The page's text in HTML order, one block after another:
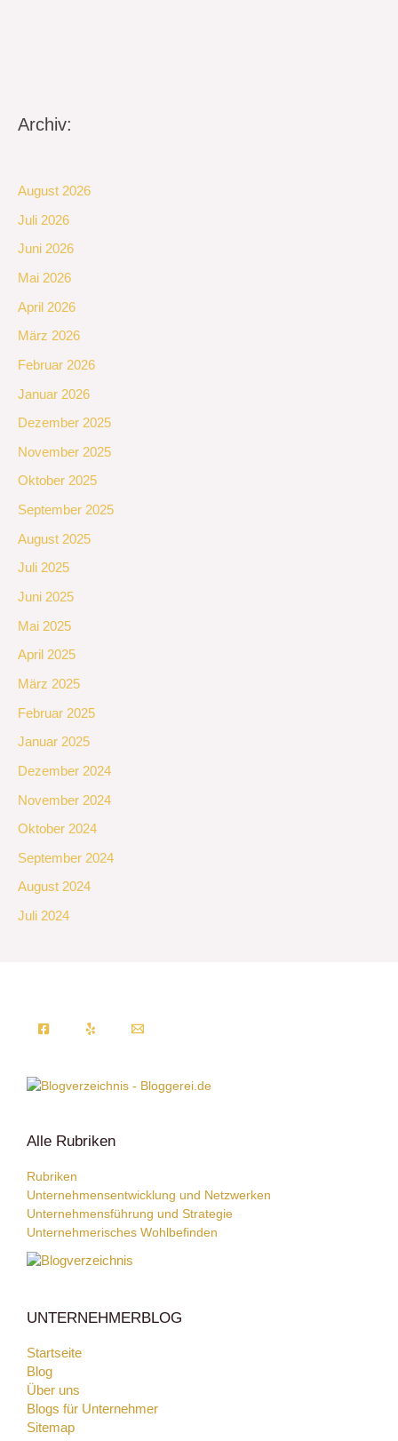
Archiv:
August 2026
Juli 2026
Juni 2026
Mai 2026
April 2026
März 2026
Februar 2026
Januar 2026
Dezember 2025
November 2025
Oktober 2025
September 2025
August 2025
Juli 2025
Juni 2025
Mai 2025
April 2025
März 2025
Februar 2025
Januar 2025
Dezember 2024
November 2024
Oktober 2024
September 2024
August 2024
Juli 2024
Alle Rubriken
Rubriken
Unternehmensentwicklung und Netzwerken
Unternehmensführung und Strategie
Unternehmerisches Wohlbefinden
UNTERNEHMERBLOG
Startseite
Blog
Über uns
Blogs für Unternehmer
Sitemap